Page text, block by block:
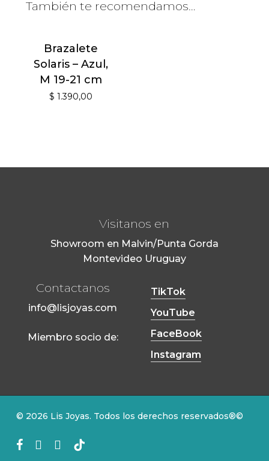
También te recomendamos…
Brazalete
Solaris –Azul,
M 19-21 cm
$ 1.390,00
Visitanos en
Showroom en Malvin/Punta Gorda
Montevideo Uruguay
Contactanos
info@lisjoyas.com
Miembro socio de:
TikTok
YouTube
FaceBook
Instagram
© 2026 Lis Joyas. Todos los derechos reservados®©
facebook
youtubeinstagram
tiktok